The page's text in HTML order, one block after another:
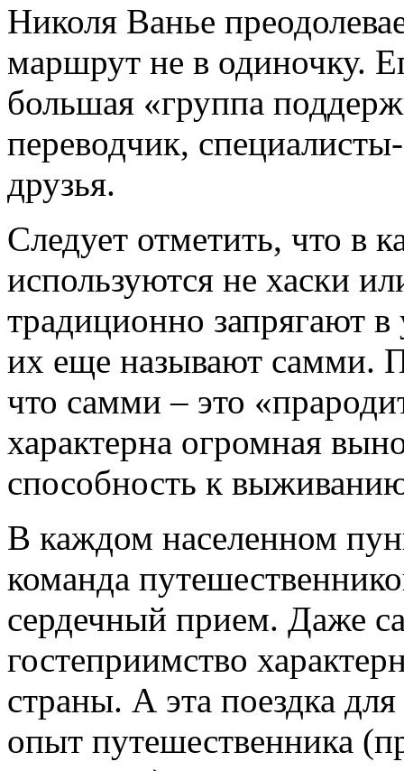
Николя Ванье
маршрут не в одиночку.
большая «группа
переводчик,
друзья.
Следует отметить, что в
используются не хаски
традиционно запрягают
их еще называют самми.
что самми – это
характерна огромная
способность к
В каждом населенном
команда
сердечный прием. Даже
гостеприимство
страны. А эта поездка
опыт путешественника